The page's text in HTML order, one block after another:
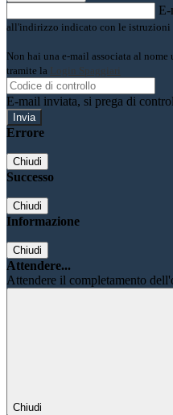
E-
all'indirizzo indicato con le istruzioni
Non hai una e-mail associata al
tramite la Login Spaggiari
E-mail inviata, si prega di
Errore
Chiudi
Successo
Chiudi
Informazione
Chiudi
Attendere...
Attendere il completamento
Chiudi